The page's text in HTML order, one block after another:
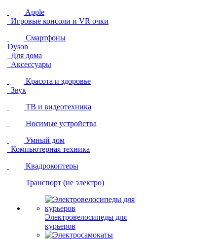
Apple
Игровые консоли и VR очки
Смартфоны
Dyson
Для дома
Аксессуары
Красота и здоровье
Звук
ТВ и видеотехника
Носимые устройства
Умный дом
Компьютерная техника
Квадрокоптеры
Транспорт (не электро)
Электровелосипеды для
курьеров